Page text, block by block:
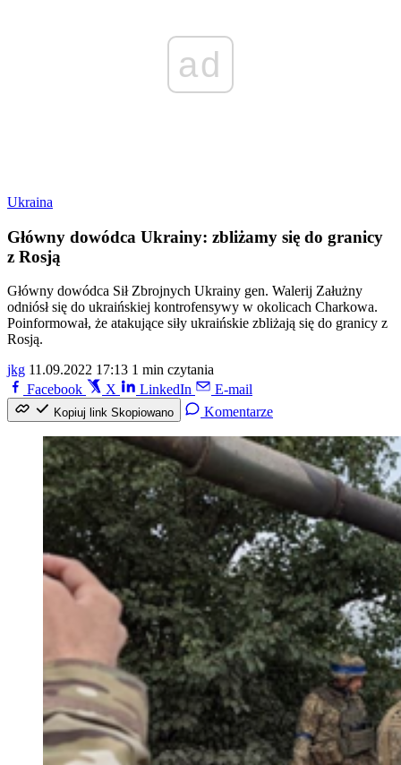
ad
Ukraina
Główny dowódca Ukrainy: zbliżamy się do granicy
z Rosją
Główny dowódca Sił Zbrojnych Ukrainy gen. Walerij Załużny
odniósł się do ukraińskiej kontrofensywy w okolicach Charkowa.
Poinformował, że atakujące siły ukraińskie zbliżają się do granicy z
Rosją.
jkg 11.09.2022 17:13 1 min czytania
Facebook
X LinkedIn E-mail
Kopiuj link Skopiowano Komentarze